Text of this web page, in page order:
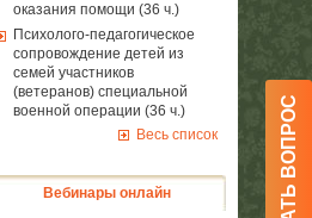
оказания помощи (36 ч.)
Психолого-педагогическое
сопровождение детей из
семей участников
(ветеранов) специальной
военной операции (36 ч.)
Весь список
Вебинары онлайн ЗАДАТЬ ВОПРОС